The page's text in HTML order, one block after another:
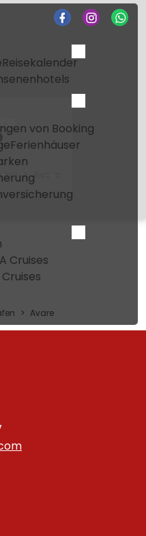
Reisekalender
von Booking
Ferienhäuser
Cruises
Cruises
Avare
Avare